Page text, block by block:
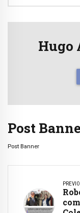
Hugo
Post
Post Banner